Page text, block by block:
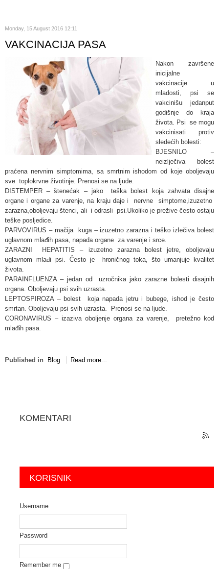
Monday, 15 August 2016 12:11
VAKCINACIJA PASA
Nakon završene
inicijalne
vakcinacije u
mladosti, psi se
vakcinišu jedanput
godišnje do kraja
života. Psi se mogu
vakcinisati protiv
sledećih bolesti:
BJESNILO –
neizlječiva bolest
praćena nervnim simptomima, sa smrtnim ishodom od koje oboljevaju
sve toplokrvne životinje. Prenosi se na ljude.
DISTEMPER – štenećak – jako teška bolest koja zahvata disajne
organe i organe za varenje, na kraju daje i nervne simptome,izuzetno
zarazna,oboljevaju štenci, ali i odrasli psi.Ukoliko je prežive često ostaju
teške posljedice.
PARVOVIRUS – mačija kuga – izuzetno zarazna i teško izlečiva bolest
uglavnom mlađih pasa, napada organe za varenje i srce.
ZARAZNI HEPATITIS – izuzetno zarazna bolest jetre, oboljevaju
uglavnom mlađi psi. Često je hroničnog toka, što umanjuje kvalitet
života.
PARAINFLUENZA – jedan od uzročnika jako zarazne bolesti disajnih
organa. Oboljevaju psi svih uzrasta.
LEPTOSPIROZA – bolest koja napada jetru i bubege, ishod je često
smrtan. Oboljevaju psi svih uzrasta. Prenosi se na ljude.
CORONAVIRUS – izaziva oboljenje organa za varenje, pretežno kod
mlađih pasa.
Published in Blog Read more...
KOMENTARI
KORISNIK
Username
Password
Remember me